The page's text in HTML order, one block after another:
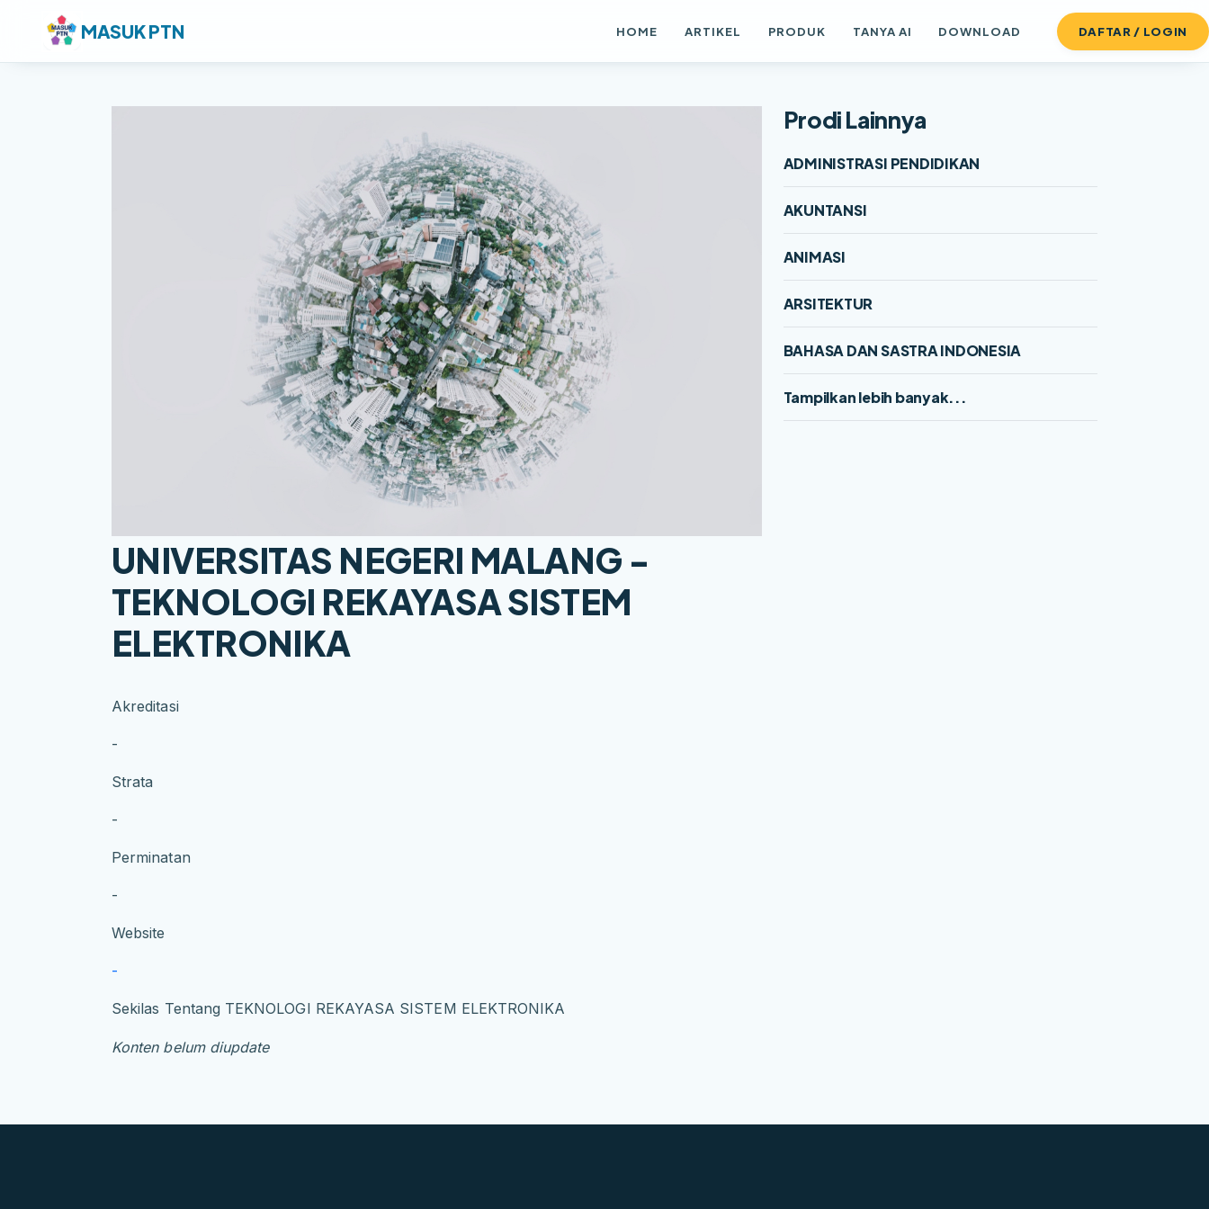
MASUK PTN HOME ARTIKEL PRODUK TANYA AI DOWNLOAD DAFTAR / LOGIN
UNIVERSITAS NEGERI MALANG -
TEKNOLOGI REKAYASA SISTEM
ELEKTRONIKA
Akreditasi
-
Strata
-
Perminatan
-
Website
-
Sekilas Tentang TEKNOLOGI REKAYASA SISTEM ELEKTRONIKA
Konten belum diupdate
Prodi Lainnya
ADMINISTRASI PENDIDIKAN
AKUNTANSI
ANIMASI
ARSITEKTUR
BAHASA DAN SASTRA INDONESIA
Tampilkan lebih banyak...